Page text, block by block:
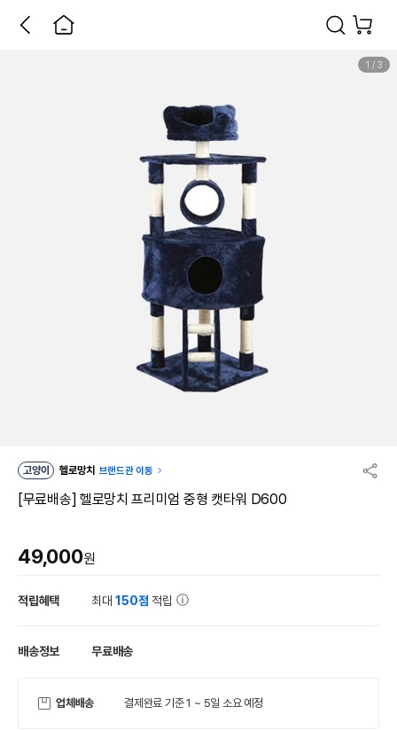
1 / 3
고양이 헬로망치 브랜드관 이동
[무료배송] 헬로망치 프리미엄 중형 캣타워 D600
49,000원
적립혜택 최대150점 적립
배송정보 무료배송
업체배송 결제완료 기준 1 ~ 5일 소요 예정